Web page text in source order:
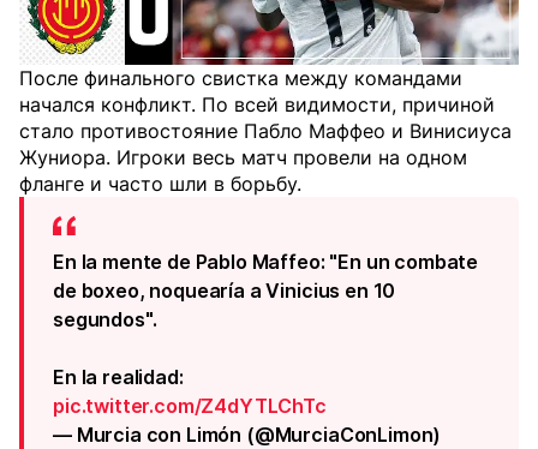
После финального свистка между командами
начался конфликт. По всей видимости, причиной
стало противостояние Пабло Маффео и Винисиуса
Жуниора. Игроки весь матч провели на одном
фланге и часто шли в борьбу.
En la mente de Pablo Maffeo: "En un combate
de boxeo, noquearía a Vinicius en 10
segundos".
En la realidad:
pic.twitter.com/Z4dYTLChTc
— Murcia con Limón (@MurciaConLimon)